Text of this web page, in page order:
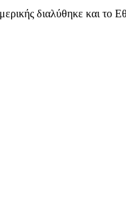
διαλύθηκε και το